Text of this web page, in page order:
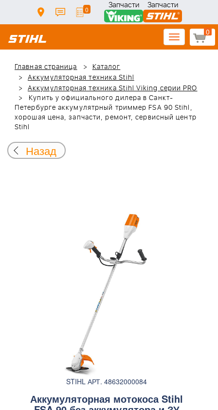
0 Запчасти Запчасти
0
Toggle
navigation
Главная страница
Каталог
Аккумуляторная техника Stihl
Аккумуляторная техника Stihl Viking серии PRO
Купить у официального дилера в Санкт-
Петербурге аккумулятрный триммер FSA 90 Stihl,
хорошая цена, запчасти, ремонт, сервисный центр
Stihl
Назад
STIHL АРТ. 48632000084
Аккумуляторная мотокоса Stihl